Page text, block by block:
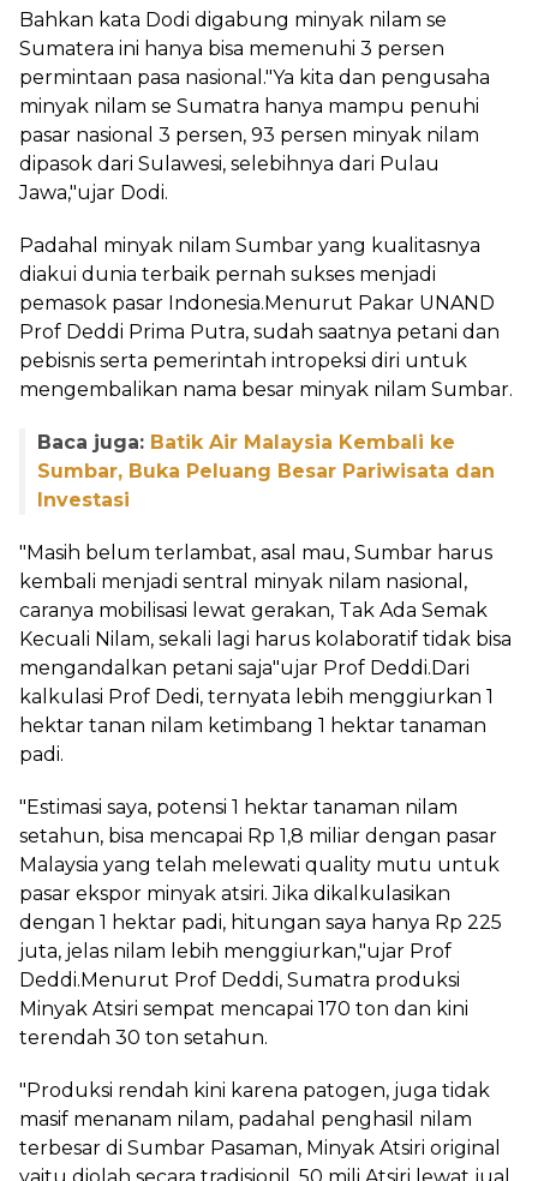
Bahkan kata Dodi digabung minyak nilam se
Sumatera ini hanya bisa memenuhi 3 persen
permintaan pasa nasional."Ya kita dan pengusaha
minyak nilam se Sumatra hanya mampu penuhi
pasar nasional 3 persen, 93 persen minyak nilam
dipasok dari Sulawesi, selebihnya dari Pulau
Jawa,"ujar Dodi.
Padahal minyak nilam Sumbar yang kualitasnya
diakui dunia terbaik pernah sukses menjadi
pemasok pasar Indonesia.Menurut Pakar UNAND
Prof Deddi Prima Putra, sudah saatnya petani dan
pebisnis serta pemerintah intropeksi diri untuk
mengembalikan nama besar minyak nilam Sumbar.
Baca juga: Batik Air Malaysia Kembali ke
Sumbar, Buka Peluang Besar Pariwisata dan
Investasi
"Masih belum terlambat, asal mau, Sumbar harus
kembali menjadi sentral minyak nilam nasional,
caranya mobilisasi lewat gerakan, Tak Ada Semak
Kecuali Nilam, sekali lagi harus kolaboratif tidak bisa
mengandalkan petani saja"ujar Prof Deddi.Dari
kalkulasi Prof Dedi, ternyata lebih menggiurkan 1
hektar tanan nilam ketimbang 1 hektar tanaman
padi.
"Estimasi saya, potensi 1 hektar tanaman nilam
setahun, bisa mencapai Rp 1,8 miliar dengan pasar
Malaysia yang telah melewati quality mutu untuk
pasar ekspor minyak atsiri. Jika dikalkulasikan
dengan 1 hektar padi, hitungan saya hanya Rp 225
juta, jelas nilam lebih menggiurkan,"ujar Prof
Deddi.Menurut Prof Deddi, Sumatra produksi
Minyak Atsiri sempat mencapai 170 ton dan kini
terendah 30 ton setahun.
"Produksi rendah kini karena patogen, juga tidak
masif menanam nilam, padahal penghasil nilam
terbesar di Sumbar Pasaman, Minyak Atsiri original